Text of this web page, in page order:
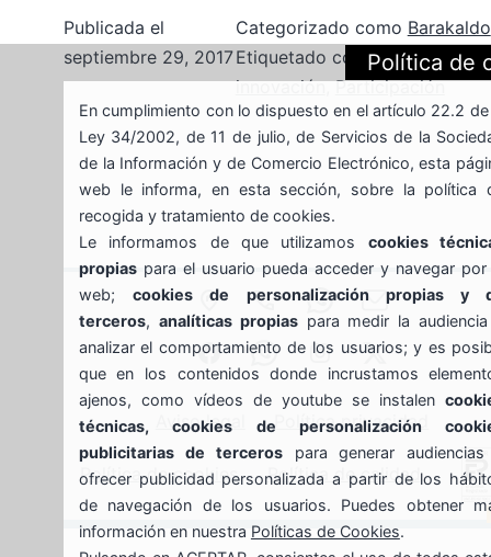
Innovación
en
Políticas
de
Juventud
Publicada el
septiembre 29, 2017
Categorizado como Barakaldo
Etiquetado comodiseño,
innovación,Participación
SAN
JUAN
17
–
48901
944
789
596
688639935
Gaztebulegoa
whasappinstagram
gaztebulegoa
X
Aviso legal
Política privacidad
Política de cookies Política de calidad
Política de
En cumplimiento con lo dispuesto en el artículo 22.2 de
Ley 34/2002, de 11 de julio, de Servicios de la
de la Información y de Comercio Electrónico, esta
web le informa, en esta sección, sobre la política
recogida y tratamiento de cookies.
Le informamos de que utilizamos cookies
propiaspara el usuario pueda acceder y navegar por
web;cookies de personalización propias y
terceros, analíticas propiaspara medir la
analizar el comportamiento de los usuarios; y es
que en los contenidos donde incrustamos
ajenos, como vídeos de youtube se instalen
técnicas, cookies de personalización
publicitarias de tercerospara generar
ofrecer publicidad personalizada a partir de los
de navegación de los usuarios. Puedes obtener
información en nuestra Políticas de Cookies.